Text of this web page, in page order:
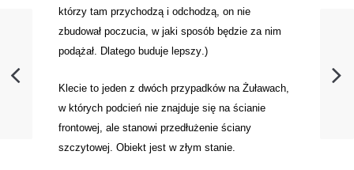
którzy tam przychodzą i odchodzą, on nie
zbudował poczucia, w jaki sposób będzie za nim
podążał. Dlatego buduje lepszy.)
Klecie to jeden z dwóch przypadków na Żuławach,
w których podcień nie znajduje się na ścianie
frontowej, ale stanowi przedłużenie ściany
szczytowej. Obiekt jest w złym stanie.